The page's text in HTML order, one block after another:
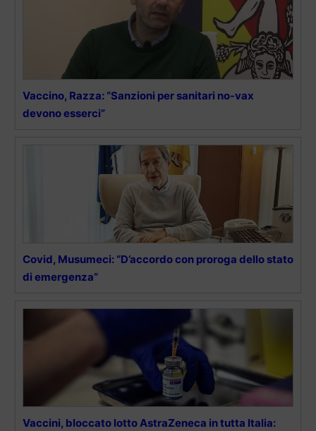
Vaccino, Razza: “Sanzioni per sanitari no-vax
devono esserci”
Covid, Musumeci: “D’accordo con proroga dello stato
di emergenza”
Vaccini, bloccato lotto AstraZeneca in tutta Italia: